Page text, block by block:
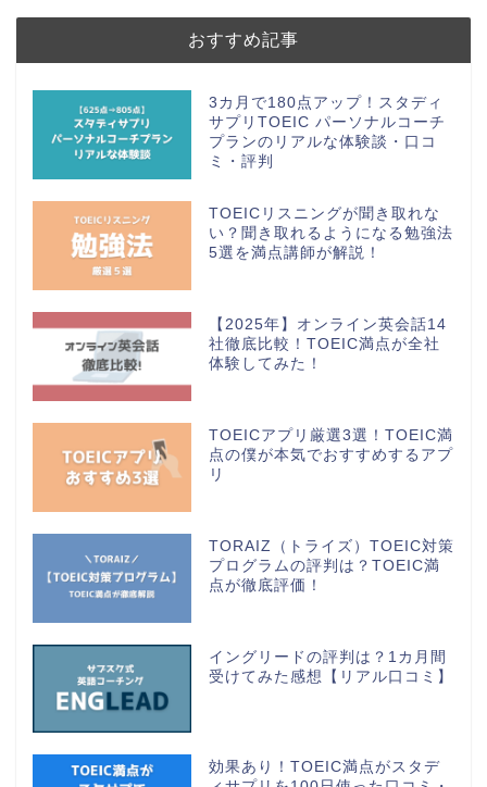
おすすめ記事
3カ月で180点アップ！スタディ
サプリTOEIC パーソナルコーチ
プランのリアルな体験談・口コ
ミ・評判
TOEICリスニングが聞き取れな
い？聞き取れるようになる勉強法
5選を満点講師が解説！
【2025年】オンライン英会話14
社徹底比較！TOEIC満点が全社
体験してみた！
TOEICアプリ厳選3選！TOEIC満
点の僕が本気でおすすめするアプ
リ
TORAIZ（トライズ）TOEIC対策
プログラムの評判は？TOEIC満
点が徹底評価！
イングリードの評判は？1カ月間
受けてみた感想【リアル口コミ】
効果あり！TOEIC満点がスタデ